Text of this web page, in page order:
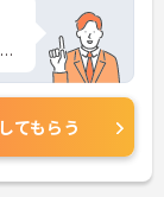
てもらう